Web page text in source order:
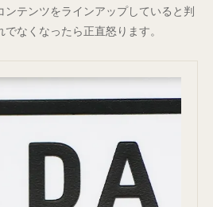
テンツをラインアップしていると判
なくなったら正直怒ります。